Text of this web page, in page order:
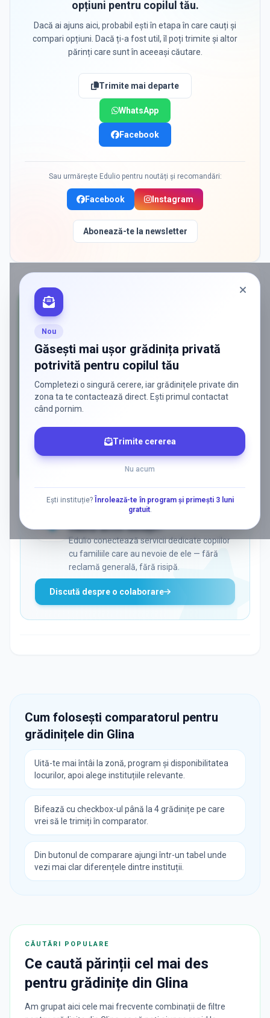
opțiuni pentru copilul tău.
Dacă ai ajuns aici, probabil ești în etapa în care cauți și
compari opțiuni. Dacă ți-a fost util, îl poți trimite și altor
părinți care sunt în aceeași căutare.
Trimite mai departe
WhatsApp
Facebook
Sau urmărește Edulio pentru noutăți și recomandări:
Facebook Instagram
Abonează-te la newsletter
Nou
Găsești mai ușor grădinița privată
potrivită pentru copilul tău
Completezi o singură cerere, iar grădinițele private din
zona ta te contactează direct. Ești primul contactat
când pornim.
Trimite cererea
Nu acum
Ești instituție?
Înrolează-te în program și primești 3 luni
gratuit.
Vrei să ajungi la părinții care
caută activ soluții?
Edulio conectează servicii dedicate copiilor
cu familiile care au nevoie de ele — fără
reclamă generală, fără risipă.
Discută despre o colaborare
Cum folosești comparatorul pentru
grădinițele din Glina
Uită-te mai întâi la zonă, program și disponibilitatea
locurilor, apoi alege instituțiile relevante.
Bifează cu checkbox-ul până la 4 grădinițe pe care
vrei să le trimiți în comparator.
Din butonul de comparare ajungi într-un tabel unde
vezi mai clar diferențele dintre instituții.
CĂUTĂRI POPULARE
Ce caută părinții cel mai des
pentru grădinițe din Glina
Am grupat aici cele mai frecvente combinații de filtre